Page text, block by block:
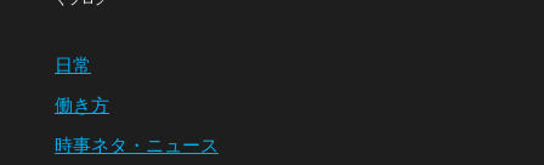
日常
働き方
時事ネタ・ニュース